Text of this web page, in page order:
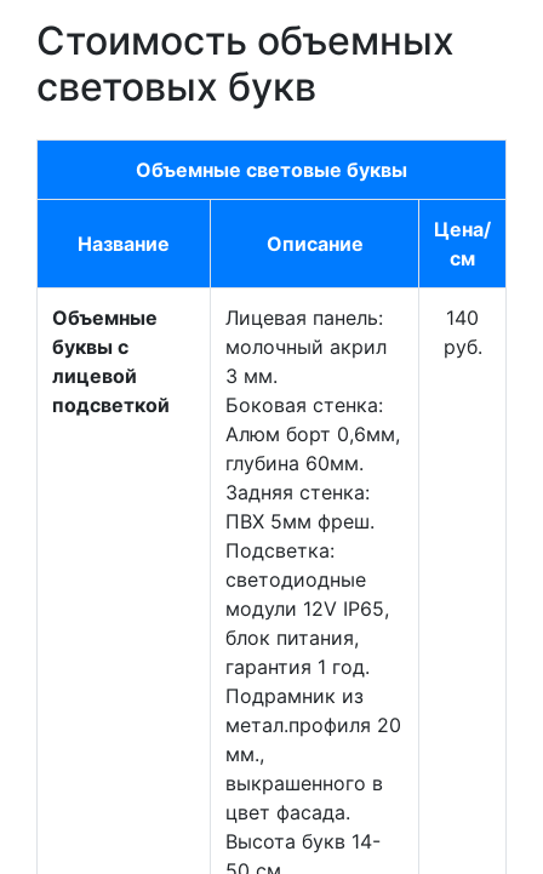
Стоимость объемных
световых букв
Объемные световые буквы
Название Описание
Цена/
см
Объемные
буквы с
лицевой
подсветкой
Лицевая панель:
молочный акрил
3 мм.
Боковая стенка:
Алюм борт 0,6мм,
глубина 60мм.
Задняя стенка:
ПВХ 5мм фреш.
Подсветка:
светодиодные
модули 12V IP65,
блок питания,
гарантия 1 год.
Подрамник из
метал.профиля 20
мм.,
выкрашенного в
цвет фасада.
Высота букв 14-
140
руб.